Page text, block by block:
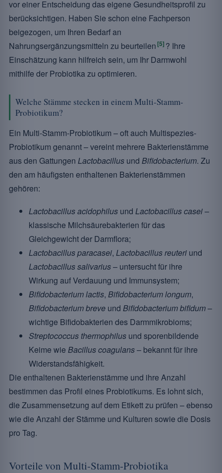
vor einer Entscheidung das eigene Gesundheitsprofil zu
berücksichtigen. Haben Sie schon eine Fachperson
beigezogen, um Ihren Bedarf an
Nahrungsergänzungsmitteln zu beurteilen [5] ? Ihre
Einschätzung kann hilfreich sein, um Ihr Darmwohl
mithilfe der Probiotika zu optimieren.
Welche Stämme stecken in einem Multi-Stamm-
Probiotikum?
Ein Multi-Stamm-Probiotikum – oft auch Multispezies-
Probiotikum genannt – vereint mehrere Bakterienstämme
aus den Gattungen Lactobacillus und Bifidobacterium. Zu
den am häufigsten enthaltenen Bakterienstämmen
gehören:
Lactobacillus acidophilus und Lactobacillus casei–
klassische Milchsäurebakterien für das
Gleichgewicht der Darmflora;
Lactobacillus paracasei, Lactobacillus reuteri und
Lactobacillus salivarius– untersucht für ihre
Wirkung auf Verdauung und Immunsystem;
Bifidobacterium lactis, Bifidobacterium longum,
Bifidobacterium breve und Bifidobacterium bifidum–
wichtige Bifidobakterien des Darmmikrobioms;
Streptococcus thermophilus und sporenbildende
Keime wie Bacillus coagulans– bekannt für ihre
Widerstandsfähigkeit.
Die enthaltenen Bakterienstämme und ihre Anzahl
bestimmen das Profil eines Probiotikums. Es lohnt sich,
die Zusammensetzung auf dem Etikett zu prüfen – ebenso
wie die Anzahl der Stämme und Kulturen sowie die Dosis
pro Tag.
Vorteile von Multi-Stamm-Probiotika